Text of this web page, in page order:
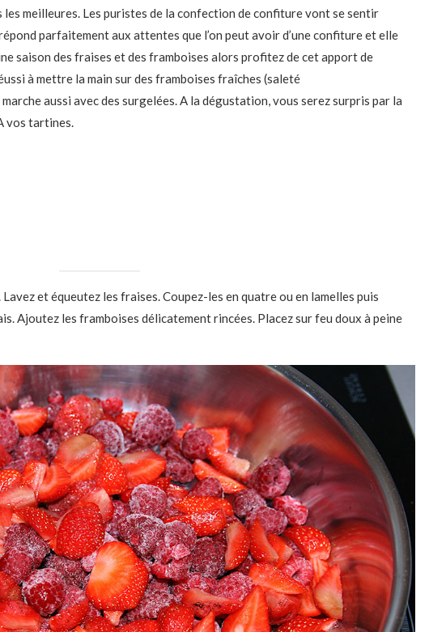
meilleures. Les puristes de la confection de confiture vont se sentir
parfaitement aux attentes que l’on peut avoir d’une confiture et elle
saison des fraises et des framboises alors profitez de cet apport de
à mettre la main sur des framboises fraîches (saleté
aussi avec des surgelées. A la dégustation, vous serez surpris par la
vos tartines.
et équeutez les fraises. Coupez-les en quatre ou en lamelles puis
Ajoutez les framboises délicatement rincées. Placez sur feu doux à peine